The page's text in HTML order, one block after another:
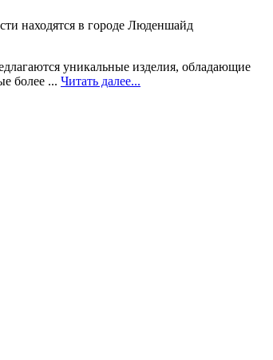
находятся в городе Люденшайд
уникальные изделия, обладающие
более ... Читать далее...